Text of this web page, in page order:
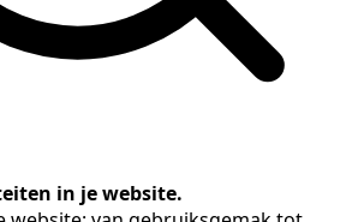
in je website.